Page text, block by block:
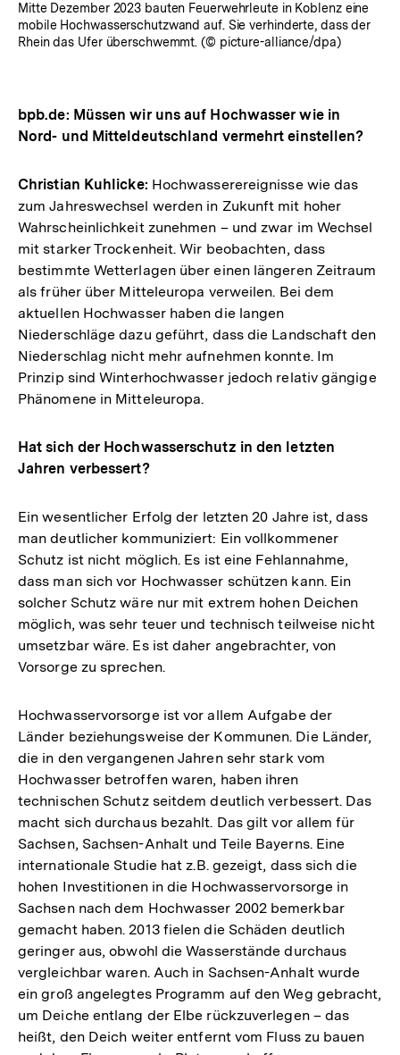
Mitte Dezember 2023 bauten Feuerwehrleute in Koblenz eine
mobile Hochwasserschutzwand auf. Sie verhinderte, dass der
Rhein das Ufer überschwemmt. (© picture-alliance/dpa)
bpb.de: Müssen wir uns auf Hochwasser wie in
Nord- und Mitteldeutschland vermehrt einstellen?
Christian Kuhlicke: Hochwasserereignisse wie das
zum Jahreswechsel werden in Zukunft mit hoher
Wahrscheinlichkeit zunehmen – und zwar im Wechsel
mit starker Trockenheit. Wir beobachten, dass
bestimmte Wetterlagen über einen längeren Zeitraum
als früher über Mitteleuropa verweilen. Bei dem
aktuellen Hochwasser haben die langen
Niederschläge dazu geführt, dass die Landschaft den
Niederschlag nicht mehr aufnehmen konnte. Im
Prinzip sind Winterhochwasser jedoch relativ gängige
Phänomene in Mitteleuropa.
Hat sich der Hochwasserschutz in den letzten
Jahren verbessert?
Ein wesentlicher Erfolg der letzten 20 Jahre ist, dass
man deutlicher kommuniziert: Ein vollkommener
Schutz ist nicht möglich. Es ist eine Fehlannahme,
dass man sich vor Hochwasser schützen kann. Ein
solcher Schutz wäre nur mit extrem hohen Deichen
möglich, was sehr teuer und technisch teilweise nicht
umsetzbar wäre. Es ist daher angebrachter, von
Vorsorge zu sprechen.
Hochwasservorsorge ist vor allem Aufgabe der
Länder beziehungsweise der Kommunen. Die Länder,
die in den vergangenen Jahren sehr stark vom
Hochwasser betroffen waren, haben ihren
technischen Schutz seitdem deutlich verbessert. Das
macht sich durchaus bezahlt. Das gilt vor allem für
Sachsen, Sachsen-Anhalt und Teile Bayerns. Eine
internationale Studie hat z.B. gezeigt, dass sich die
hohen Investitionen in die Hochwasservorsorge in
Sachsen nach dem Hochwasser 2002 bemerkbar
gemacht haben. 2013 fielen die Schäden deutlich
geringer aus, obwohl die Wasserstände durchaus
vergleichbar waren. Auch in Sachsen-Anhalt wurde
ein groß angelegtes Programm auf den Weg gebracht,
um Deiche entlang der Elbe rückzuverlegen – das
heißt, den Deich weiter entfernt vom Fluss zu bauen